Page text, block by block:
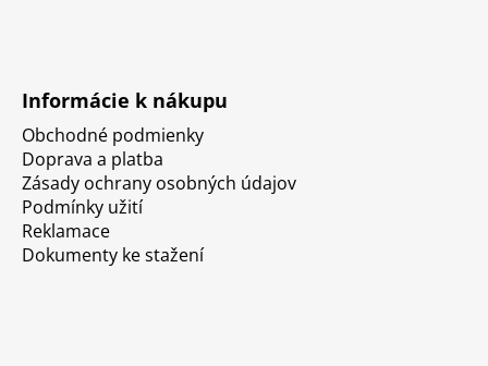
Informácie k nákupu
Obchodné podmienky
Doprava a platba
Zásady ochrany osobných údajov
Podmínky užití
Reklamace
Dokumenty ke stažení